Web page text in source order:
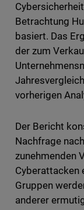
Betrachtung
basiert. Das
der zum
vorherigen
Der Bericht
Nachfrage
zunehmenden
Cyberattacken
Gruppen
anderer